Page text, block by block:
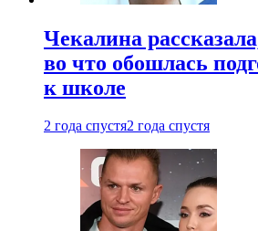
Чекалина
во что обошлась
к школе
2 года спустя2 года спустя